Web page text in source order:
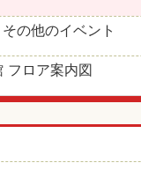
その他のイベント
フロア案内図